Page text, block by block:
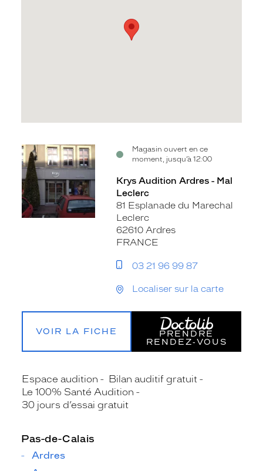
Magasin ouvert en ce
moment, jusqu’à 12:00
Voir
la
fiche
Krys Audition Ardres - Mal
Leclerc
81 Esplanade du Marechal
Leclerc
62610 Ardres
FRANCE
03 21 96 99 87
Localiser sur la carte
VOIR LA FICHE
PRENDRE
RENDEZ‑VOUS
Espace audition
Bilan auditif gratuit
Le 100% Santé Audition
30 jours d’essai gratuit
Pas-de-Calais
Ardres